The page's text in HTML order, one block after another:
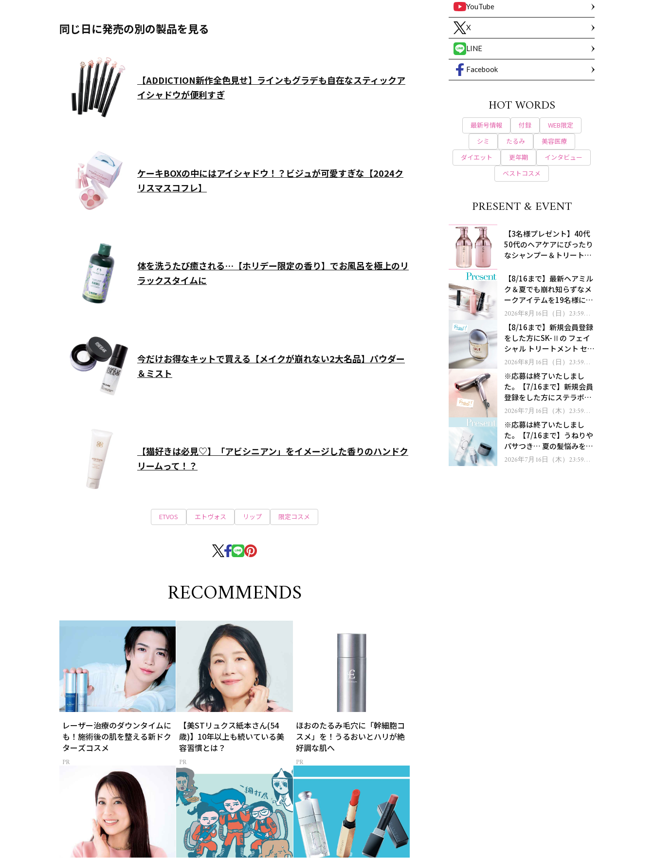
同じ日に発売の別の製品を見る
【ADDICTION新作全色見せ】ラインもグラデも自在なスティックア
イシャドウが便利すぎ
ケーキBOXの中にはアイシャドウ！？ビジュが可愛すぎな【2024ク
リスマスコフレ】
体を洗うたび癒される…【ホリデー限定の香り】でお風呂を極上のリ
ラックスタイムに
今だけお得なキットで買える【メイクが崩れない2大名品】パウダー
＆ミスト
【猫好きは必見♡】「アビシニアン」をイメージした香りのハンドク
リームって！？
ETVOS エトヴォス リップ 限定コスメ
RECOMMENDS
レーザー治療のダウンタイムに
も！施術後の肌を整える新ドク
ターズコスメ
【美STリュクス紙本さん(54
歳)】10年以上も続いている美
容習慣とは？
ほおのたるみ毛穴に「幹細胞コ
スメ」を！うるおいとハリが絶
好調な肌へ
YouTube
X
LINE
Facebook
HOT WORDS
最新号情報 付録
WEB限定
シミ
たるみ
美容医療
ダイエット
更年期
インタビュー
ベストコスメ
PRESENT & EVENT
【3名様プレゼント】40代
50代のヘアケアにぴったり
なシャンプー＆トリートメ
処！
【8/16まで】最新ヘアミル
ク＆夏でも崩れ知らずなメ
ークアイテムを19名様にプ
レゼント！
2026年8月16日（日）23:59ま
で【8/16まで】新規会員登録
をした方にSK-Ⅱの フェイ
シャル トリートメント セラ
ムをプレゼント！
2026年8月16日（日）23:59ま
※応募は終了いたしまし
た。【7/16まで】新規会員
登録をした方にステラボー
テのシャインリバース ヘア
ゼント！
2026年7月16日（木）23:59ま
※応募は終了いたしまし
た。【7/16まで】うねりや
パサつき… 夏の髪悩みを解
消するヘアケアアイテムを
2026年7月16日（木）23:59ま